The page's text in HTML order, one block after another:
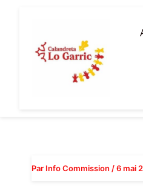
Par Info Commission /6 mai